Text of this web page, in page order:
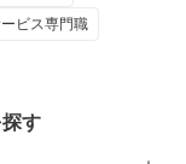
ビス専門職
す